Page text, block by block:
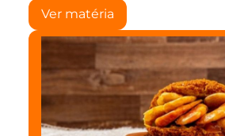
Ver matéria